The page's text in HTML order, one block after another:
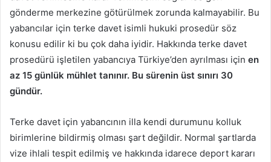
gönderme merkezine götürülmek zorunda kalmayabilir. Bu
yabancılar için terke davet isimli hukuki prosedür söz
konusu edilir ki bu çok daha iyidir. Hakkında terke davet
prosedürü işletilen yabancıya Türkiye’den ayrılması için en
az 15 günlük mühlet tanınır. Bu sürenin üst sınırı 30
gündür.
Terke davet için yabancının illa kendi durumunu kolluk
birimlerine bildirmiş olması şart değildir. Normal şartlarda
vize ihlali tespit edilmiş ve hakkında idarece deport kararı